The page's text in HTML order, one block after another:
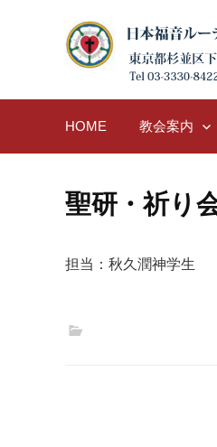
HOME 教会案内
聖研・祈り
担当：秋久潤神学生